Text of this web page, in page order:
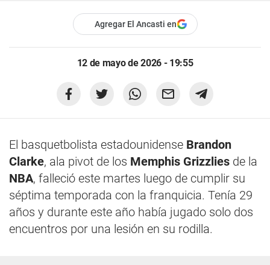
Agregar El Ancasti en
12 de mayo de 2026 - 19:55
El basquetbolista estadounidense Brandon
Clarke, ala pivot de los Memphis Grizzlies de la
NBA, falleció este martes luego de cumplir su
séptima temporada con la franquicia. Tenía 29
años y durante este año había jugado solo dos
encuentros por una lesión en su rodilla.